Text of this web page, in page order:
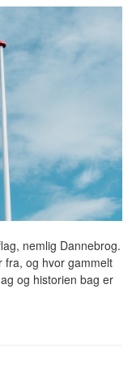
nemlig Dannebrog.
fra, og hvor gammelt
og historien bag er